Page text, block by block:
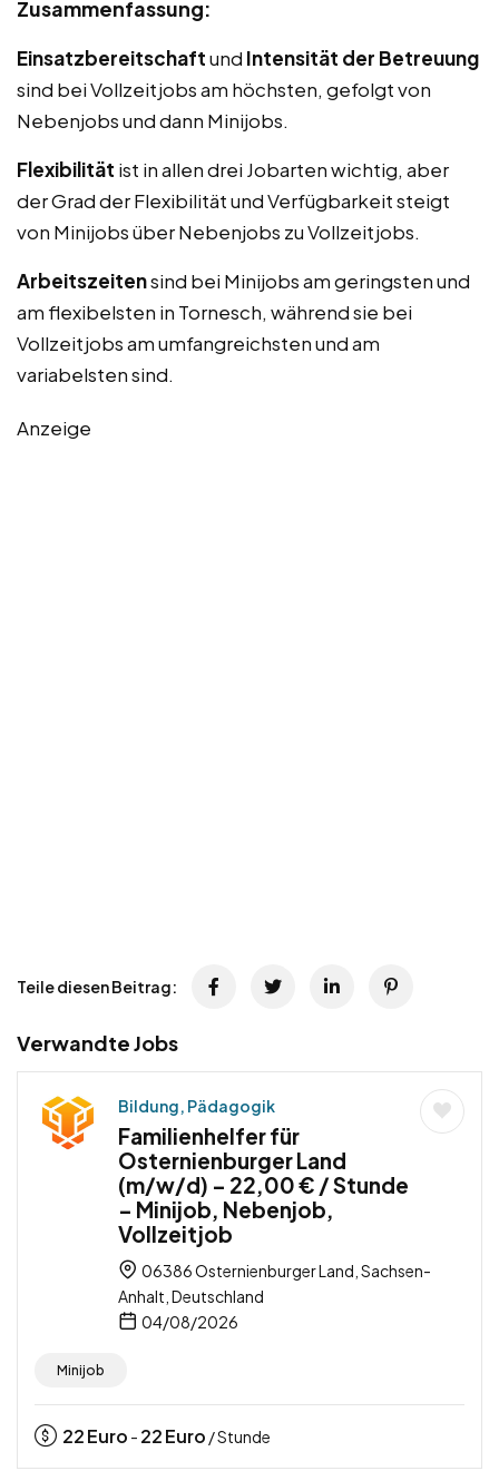
Zusammenfassung:
Einsatzbereitschaftund Intensität der Betreuung
sind bei Vollzeitjobs am höchsten, gefolgt von
Nebenjobs und dann Minijobs.
Flexibilität ist in allen drei Jobarten wichtig, aber
der Grad der Flexibilität und Verfügbarkeit steigt
von Minijobs über Nebenjobs zu Vollzeitjobs.
Arbeitszeitensind bei Minijobs am geringsten und
am flexibelsten in Tornesch, während sie bei
Vollzeitjobs am umfangreichsten und am
variabelsten sind.
Anzeige
Teile diesen Beitrag:
Verwandte Jobs
Bildung, Pädagogik
Familienhelfer für
Osternienburger Land
(m/w/d) – 22,00 € / Stunde
– Minijob, Nebenjob,
Vollzeitjob
06386 Osternienburger Land, Sachsen-
Anhalt, Deutschland
04/08/2026
Minijob
22Euro - 22Euro / Stunde